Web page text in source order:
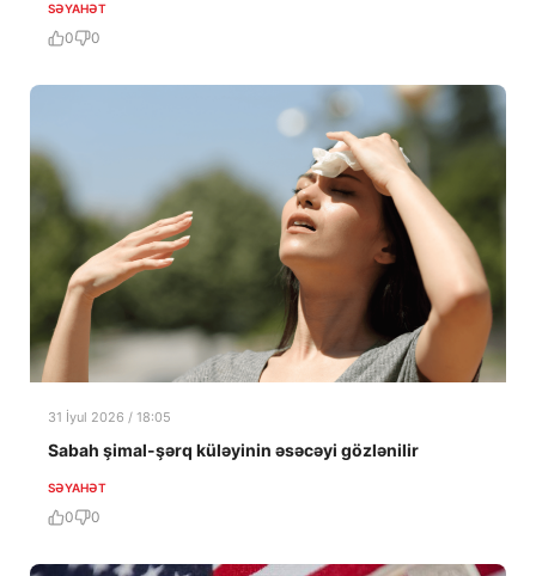
SƏYAHƏT
0 0
31 İyul 2026 / 18:05
Sabah şimal-şərq küləyinin əsəcəyi gözlənilir
SƏYAHƏT
0 0